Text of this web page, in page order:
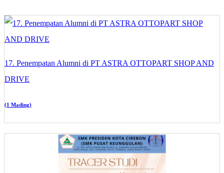
17. Penempatan Alumni di PT ASTRA OTTOPART SHOP AND
DRIVE
(1 Mading)